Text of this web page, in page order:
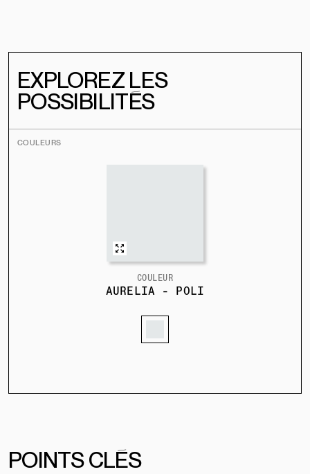
COULEURS
COULEUR
AURELIA - POLI
EXPLOREZ LES
POSSIBILITÉS
POINTS CLÉS